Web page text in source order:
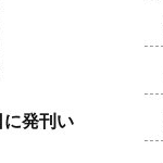
発刊い